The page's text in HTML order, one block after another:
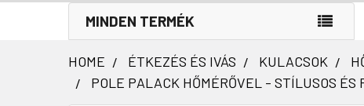
MINDEN TERMÉK
HOME ÉTKEZÉS ÉS IVÁS KULACSOK
POLE PALACK HŐMÉRŐVEL - STÍLUSOS ÉS